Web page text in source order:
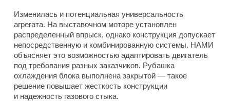
Изменилась и потенциальная универсальность
агрегата. На выставочном моторе установлен
распределенный впрыск, однако конструкция допускает
непосредственную и комбинированную системы. НАМИ
объясняет это возможностью адаптировать двигатель
под требования разных заказчиков. Рубашка
охлаждения блока выполнена закрытой — такое
решение повышает жесткость конструкции
и надежность газового стыка.